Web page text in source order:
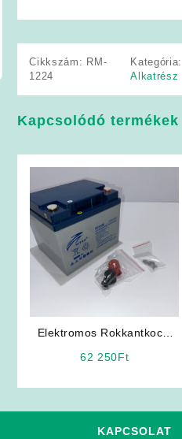
Cikkszám: RM-
1224
Kategória:
Alkatrész
Kapcsolódó termékek
Elektromos Rokkantkocsi
62 250Ft
KAPCSOLAT